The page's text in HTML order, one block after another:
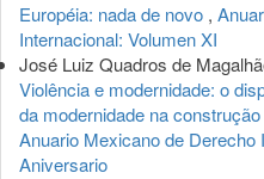
Européia: nada de novo ,
Internacional: Volumen XI
José Luiz Quadros de
Violência e modernidade: o
da modernidade na
Anuario Mexicano de Derecho
Aniversario